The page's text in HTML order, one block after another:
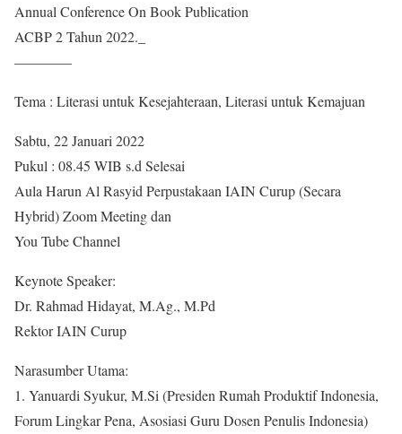
Annual Conference On Book Publication
ACBP 2 Tahun 2022._
————
Tema : Literasi untuk Kesejahteraan, Literasi untuk Kemajuan
Sabtu, 22 Januari 2022
Pukul : 08.45 WIB s.d Selesai
Aula Harun Al Rasyid Perpustakaan IAIN Curup (Secara
Hybrid) Zoom Meeting dan
You Tube Channel
Keynote Speaker:
Dr. Rahmad Hidayat, M.Ag., M.Pd
Rektor IAIN Curup
Narasumber Utama:
1. Yanuardi Syukur, M.Si (Presiden Rumah Produktif Indonesia,
Forum Lingkar Pena, Asosiasi Guru Dosen Penulis Indonesia)